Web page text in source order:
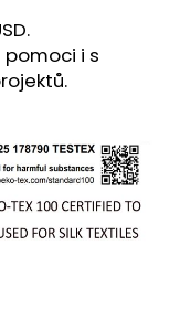
pomoci i s